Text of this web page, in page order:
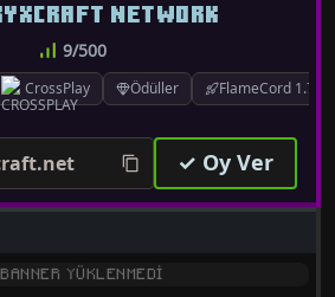
CrossPlay Ödüller FlameCord 1.7.x-
NETWORK
9/500
✓ Oy Ver
BANNER YÜKLENMEDİ